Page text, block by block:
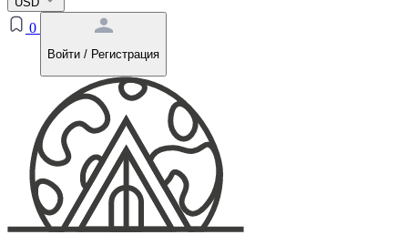
0
Войти / Регистрация